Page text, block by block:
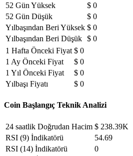
52 Gün Yüksek
$ 0
52 Gün Düşük
$ 0
Yılbaşından Beri Yüksek $ 0
Yılbaşından Beri Düşük $ 0
1 Hafta Önceki Fiyat $ 0
1 Ay Önceki Fiyat
$ 0
1 Yıl Önceki Fiyat
$ 0
Yılbaşı Fiyatı
$ 0
Coin Başlangıç Teknik Analizi
24 saatlik Doğrudan Hacim $ 238.39K
RSI (9) İndikatörü
54.69
RSI (14) İndikatörü
0